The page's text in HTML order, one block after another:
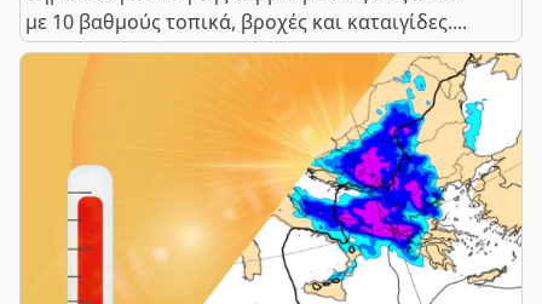
με 10 βαθμούς τοπικά, βροχές και καταιγίδες....